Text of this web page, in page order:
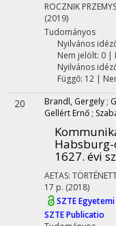
ROCZNIK
(2019)
Tudományos
Nyilvános
Nem jelölt: 0 |
Nyilvános
Függő: 12 |
20 Brandl, Gergely ;
Gellért Ernő ;
1627. évi
AETAS:
17 p. (2018)
SZTE
SZTE Publicatio